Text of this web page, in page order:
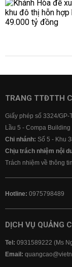
TRANG TTĐTTH
Giấy phép số 3324/GP-
Lầu 5 - Compa
Chi nhánh: Số 5 - Khu
Chịu trách nhiệm nội
Trách nhiệm về thông tin
Hotline: 0975798489
DỊCH VỤ QUẢNG
Tel: 0931589222 (Ms
Email: